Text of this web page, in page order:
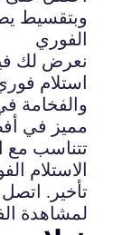
الفوري
نعرض لك
استلام
والفخامة
مميز في
تتناسب مع
الاستلام
تأخير.
لمشاهدة